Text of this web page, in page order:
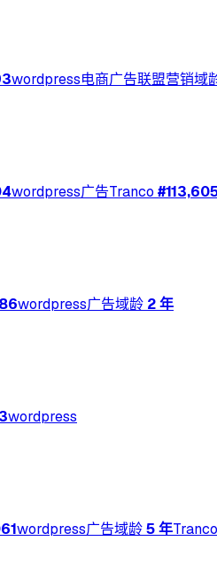
wordpress电商广告联盟营销域
wordpress广告Tranco #
wordpress广告域龄 2 年
wordpress
wordpress广告域龄5 年Tranco